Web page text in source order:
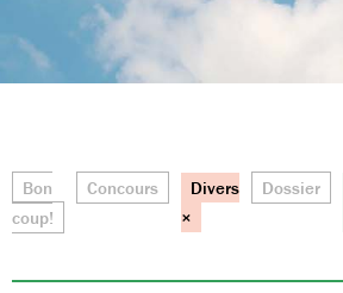
Bon
coup!
Concours
Divers
×
Dossier